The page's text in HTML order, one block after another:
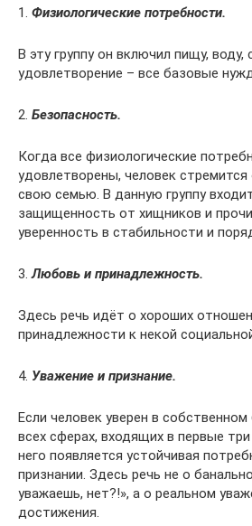
1. Физиологические потребности.
В эту группу он включил пищу, воду,
удовлетворение – все базовые
2. Безопасность.
Когда все физиологические
удовлетворены, человек
свою семью. В данную группу
защищенность от хищников и
уверенность в стабильности и
3.Любовь и принадлежность.
Здесь речь идёт о хороших
принадлежности к некой
4. Уважение и признание.
Если человек уверен в собственном
всех сферах, входящих в первые
него появляется устойчивая
признании. Здесь речь не о
уважаешь, нет?!», а о реальном
достижения.